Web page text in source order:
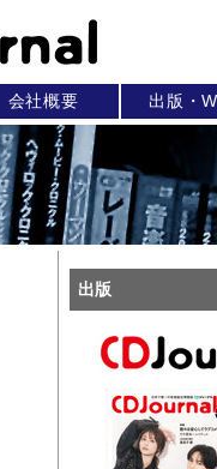
会社概要 出版・
出版